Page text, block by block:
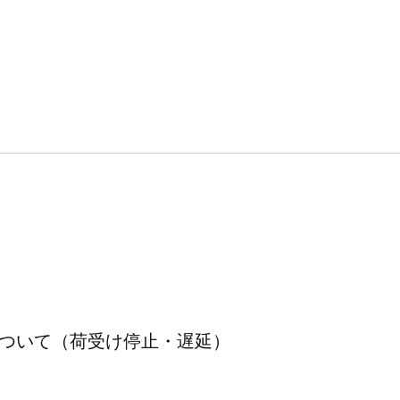
いて（荷受け停止・遅延）